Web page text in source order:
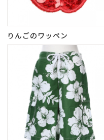
りんごのワッペン